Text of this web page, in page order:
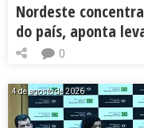
Nordeste
do país, aponta
0
4 de agosto de 2026